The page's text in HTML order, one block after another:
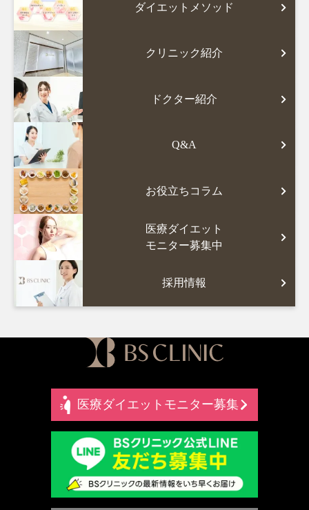
ダイエットメソッド
クリニック紹介
ドクター紹介
Q&A
お役立ちコラム
医療ダイエット
モニター募集中
採用情報
医療ダイエットモニター募集